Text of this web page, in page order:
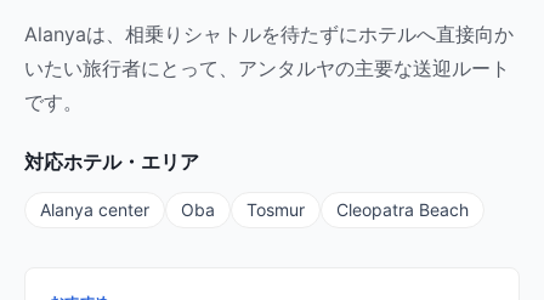
Alanyaは、相乗りシャトルを待たずにホテルへ直接向か
いたい旅行者にとって、アンタルヤの主要な送迎ルート
です。
対応ホテル・エリア
Alanya center Oba Tosmur Cleopatra Beach